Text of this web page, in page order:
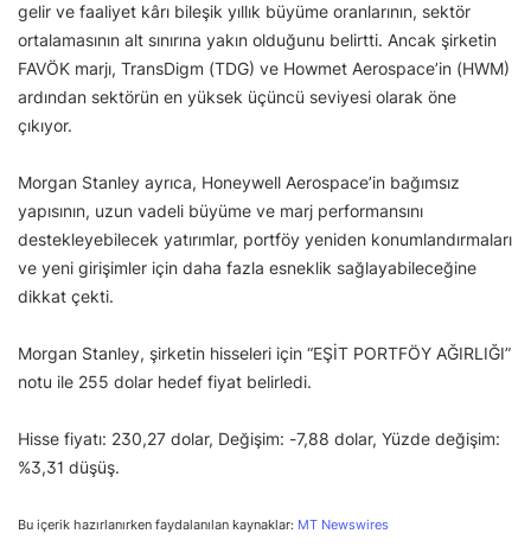
gelir ve faaliyet kârı bileşik yıllık büyüme oranlarının, sektör
ortalamasının alt sınırına yakın olduğunu belirtti. Ancak şirketin
FAVÖK marjı, TransDigm (TDG) ve Howmet Aerospace’in (HWM)
ardından sektörün en yüksek üçüncü seviyesi olarak öne
çıkıyor.
Morgan Stanley ayrıca, Honeywell Aerospace’in bağımsız
yapısının, uzun vadeli büyüme ve marj performansını
destekleyebilecek yatırımlar, portföy yeniden konumlandırmaları
ve yeni girişimler için daha fazla esneklik sağlayabileceğine
dikkat çekti.
Morgan Stanley, şirketin hisseleri için “EŞİT PORTFÖY AĞIRLIĞI”
notu ile 255 dolar hedef fiyat belirledi.
Hisse fiyatı: 230,27 dolar, Değişim: -7,88 dolar, Yüzde değişim:
%3,31 düşüş.
Bu içerik hazırlanırken faydalanılan kaynaklar: MT Newswires